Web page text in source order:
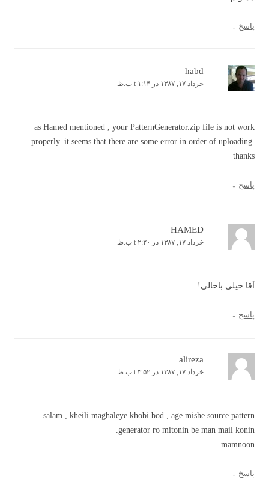
پاسخ ↓
habd
خرداد ۱۷, ۱۳۸۷ در t ۱:۱۴ ب.ظ
as Hamed mentioned , your PatternGenerator.zip file is not work
properly. it seems that there are some error in order of uploading.
thanks
پاسخ ↓
HAMED
خرداد ۱۷, ۱۳۸۷ در t ۲:۲۰ ب.ظ
آقا خیلی باحالی!
پاسخ ↓
alireza
خرداد ۱۷, ۱۳۸۷ در t ۳:۵۲ ب.ظ
salam , kheili maghaleye khobi bod , age mishe source pattern
generator ro mitonin be man mail konin.
mamnoon
پاسخ ↓